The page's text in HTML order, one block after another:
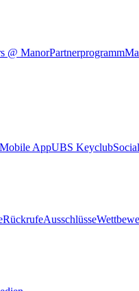
@ ManorPartnerprogramm
AppUBS Keyclub
RückrufeAusschlüsse